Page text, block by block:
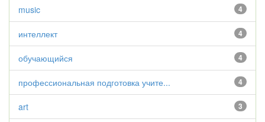
4
music
4
интеллект
4
обучающийся
4
профессиональная подготовка учите...
3
art